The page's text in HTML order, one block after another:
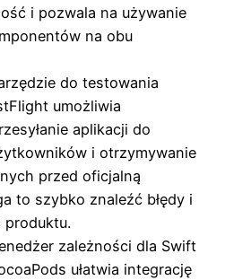
i pozwala na używanie
na obu
do testowania
umożliwia
aplikacji do
i otrzymywanie
przed oficjalną
to szybko znaleźć błędy i
produktu.
zależności dla Swift
ułatwia integrację